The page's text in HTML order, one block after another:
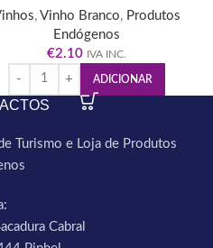
, Vinho Branco, Produtos
Endógenos
€2.10 IVA INC.
ADICIONAR
Turismo e Loja de Produtos
Cabral